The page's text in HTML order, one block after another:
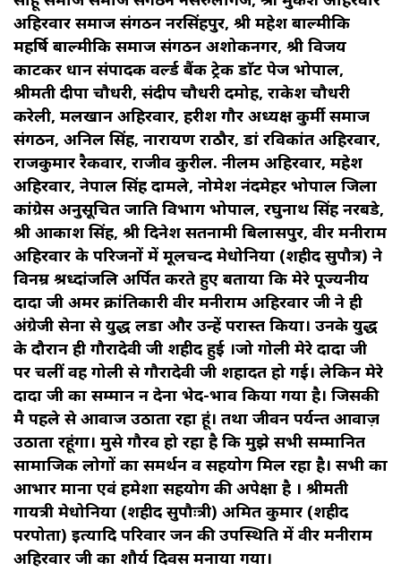
अहिरवार समाज संगठन नरसिंहपुर, श्री महेश बाल्मीकि
महर्षि बाल्मीकि समाज संगठन अशोकनगर, श्री विजय
काटकर प्रधान संपादक वर्ल्ड बैंक ट्रेक डाॅट पेज भोपाल,
श्रीमती दीपा चौधरी, संदीप चौधरी दमोह, राकेश चौधरी
करेली, मलखान अहिरवार, हरीश गौर अध्यक्ष कुर्मी समाज
संगठन, अनिल सिंह, नारायण राठौर, डां रविकांत अहिरवार,
राजकुमार रैकवार, राजीव कुरील. नीलम अहिरवार, महेश
अहिरवार, नेपाल सिंह दामले, नोमेश नंदमेहर भोपाल जिला
कांग्रेस अनुसूचित जाति विभाग भोपाल, रघुनाथ सिंह नरबडे,
श्री आकाश सिंह, श्री दिनेश सतनामी बिलासपुर, वीर मनीराम
अहिरवार के परिजनों में मूलचन्द मेधोनिया (शहीद सुपौत्र) ने
विनम्र श्रध्दांजलि अर्पित करते हुए बताया कि मेरे पूज्यनीय
दादा जी अमर क्रांतिकारी वीर मनीराम अहिरवार जी ने ही
अंग्रेजी सेना से युद्ध लडा और उन्हें परास्त किया। उनके युद्ध
के दौरान ही गौरादेवी जी शहीद हुई ।जो गोली मेरे दादा जी
पर चलीं वह गोली से गौरादेवी जी शहादत हो गई। लेकिन मेरे
दादा जी का सम्मान न देना भेद-भाव किया गया है। जिसकी
मै पहले से आवाज उठाता रहा हूं। तथा जीवन पर्यन्त आवाज़
उठाता रहूंगा। मुसे गौरव हो रहा है कि मुझे सभी सम्मानित
सामाजिक लोगों का समर्थन व सहयोग मिल रहा है। सभी का
आभार माना एवं हमेशा सहयोग की अपेक्षा है । श्रीमती
गायत्री मेधोनिया (शहीद सुपौःत्री) अमित कुमार (शहीद
परपोता) इत्यादि परिवार जन की उपस्थिति में वीर मनीराम
अहिरवार जी का शौर्य दिवस मनाया गया।